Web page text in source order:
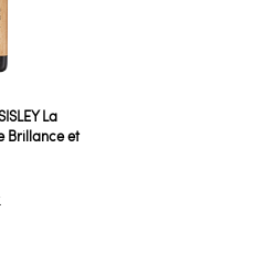
La
Brillance et